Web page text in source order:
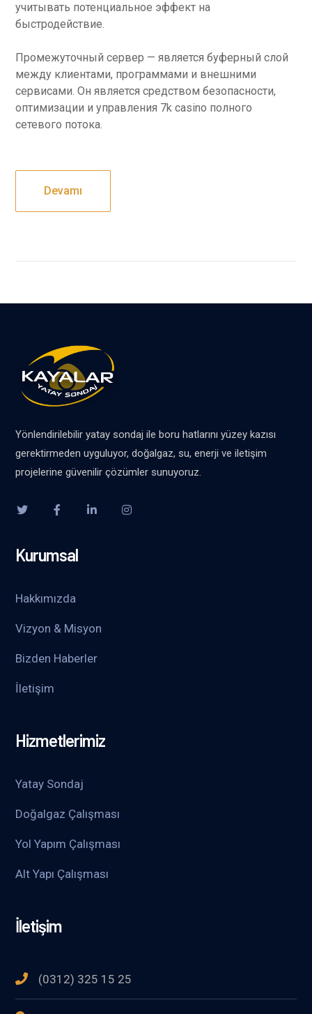
учитывать потенциальное эффект на
быстродействие.
Промежуточный сервер — является буферный слой
между клиентами, программами и внешними
сервисами. Он является средством безопасности,
оптимизации и управления 7k casino полного
сетевого потока.
Devamı
Yönlendirilebilir yatay sondaj ile boru hatlarını yüzey kazısı
gerektirmeden uyguluyor, doğalgaz, su, enerji ve iletişim
projelerine güvenilir çözümler sunuyoruz.
Kurumsal
Hakkımızda
Vizyon & Misyon
Bizden Haberler
İletişim
Hizmetlerimiz
Yatay Sondaj
Doğalgaz Çalışması
Yol Yapım Çalışması
Alt Yapı Çalışması
İletişim
(0312) 325 15 25